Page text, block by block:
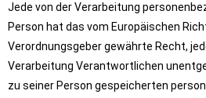
Jede von der Verarbeitung
Person hat das vom Europäischen
Verordnungsgeber gewährte Recht,
Verarbeitung Verantwortlichen
zu seiner Person gespeicherten